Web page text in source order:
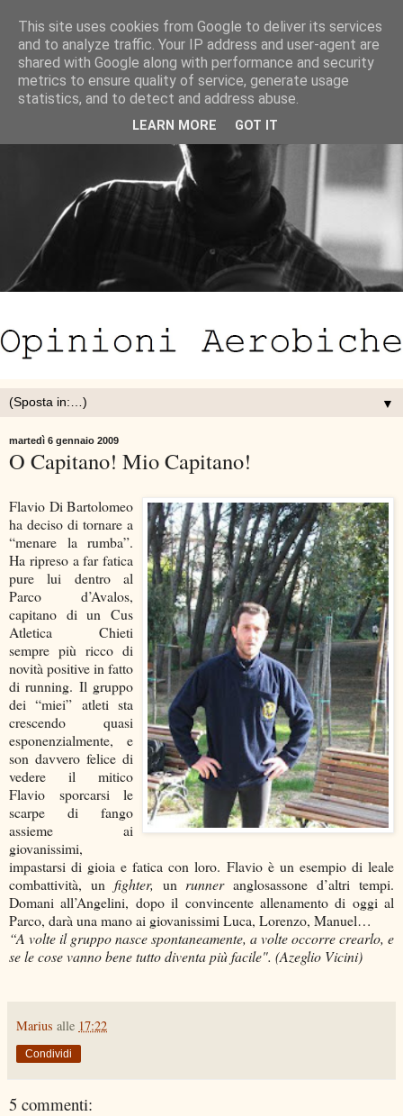
▼
martedì 6 gennaio 2009
O Capitano! Mio Capitano!
Flavio Di Bartolomeo
ha deciso di tornare a
“menare la rumba”.
Ha ripreso a far fatica
pure lui dentro al
Parco d’Avalos,
capitano di un Cus
Atletica Chieti
sempre più ricco di
novità positive in fatto
di running. Il gruppo
dei “miei” atleti sta
crescendo quasi
esponenzialmente, e
son davvero felice di
vedere il mitico
Flavio sporcarsi le
scarpe di fango
assieme ai
giovanissimi,
impastarsi di gioia e fatica con loro. Flavio è un esempio di leale
combattività, un fighter, un runneranglosassone d’altri tempi.
Domani all’Angelini, dopo il convincente allenamento di oggi al
Parco, darà una mano ai giovanissimi Luca, Lorenzo, Manuel…
“A volte il gruppo nasce spontaneamente, a volte occorre crearlo, e
se le cose vanno bene tutto diventa più facile". (Azeglio Vicini)
Marius alle 17:22
Condividi
5 commenti:
This site uses cookies from Google to deliver its services
and to analyze traffic. Your IP address and user-agent are
shared with Google along with performance and security
metrics to ensure quality of service, generate usage
statistics, and to detect and address abuse.
LEARN MORE GOT IT